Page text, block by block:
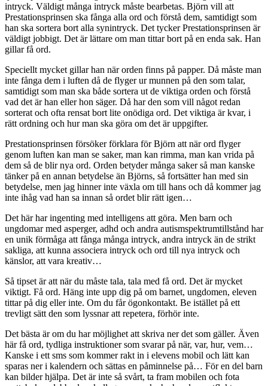
intryck. Väldigt många intryck måste bearbetas. Björn vill att
Prestationsprinsen ska fånga alla ord och förstå dem, samtidigt som
han ska sortera bort alla synintryck. Det tycker Prestationsprinsen är
väldigt jobbigt. Det är lättare om man tittar bort på en enda sak. Han
gillar få ord.
Speciellt mycket gillar han när orden finns på papper. Då måste man
inte fånga dem i luften då de flyger ur munnen på den som talar,
samtidigt som man ska både sortera ut de viktiga orden och förstå
vad det är han eller hon säger. Då har den som vill något redan
sorterat och ofta rensat bort lite onödiga ord. Det viktiga är kvar, i
rätt ordning och hur man ska göra om det är uppgifter.
Prestationsprinsen försöker förklara för Björn att när ord flyger
genom luften kan man se saker, man kan rimma, man kan vrida på
dem så de blir nya ord. Orden betyder många saker så man kanske
tänker på en annan betydelse än Björns, så fortsätter han med sin
betydelse, men jag hinner inte växla om till hans och då kommer jag
inte ihåg vad han sa innan så ordet blir rätt igen…
Det här har ingenting med intelligens att göra. Men barn och
ungdomar med asperger, adhd och andra autismspektrumtillstånd har
en unik förmåga att fånga många intryck, andra intryck än de strikt
sakliga, att kunna associera intryck och ord till nya intryck och
känslor, att vara kreativ…
Så tipset är att när du måste tala, tala med få ord. Det är mycket
viktigt. Få ord. Häng inte upp dig på om barnet, ungdomen, eleven
tittar på dig eller inte. Om du får ögonkontakt. Be istället på ett
trevligt sätt den som lyssnar att repetera, förhör inte.
Det bästa är om du har möjlighet att skriva ner det som gäller. Även
här få ord, tydliga instruktioner som svarar på när, var, hur, vem…
Kanske i ett sms som kommer rakt in i elevens mobil och lätt kan
sparas ner i kalendern och sättas en påminnelse på… För en del barn
kan bilder hjälpa. Det är inte så svårt, ta fram mobilen och fota